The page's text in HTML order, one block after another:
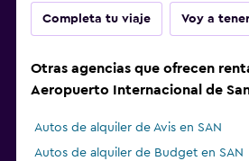
Completa tu viaje Voy a
Otras agencias que ofrecen
Aeropuerto Internacional de
Autos de alquiler de Avis en SAN
Autos de alquiler de Budget en SAN